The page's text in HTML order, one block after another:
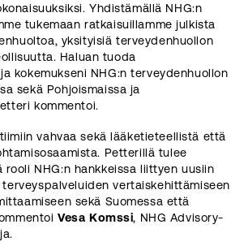
Yhdistämällä NHG:n
tukemaan ratkaisuillamme julkista
yksityisiä terveydenhuollon
Haluan tuoda
kokemukseni NHG:n terveydenhuollon
sekä Pohjoismaissa ja
kommentoi.
vahvaa sekä lääketieteellistä että
Petterillä tulee
rooli NHG:n hankkeissa liittyen uusiin
vertaiskehittämiseen
sekä Suomessa että
Vesa Komssi, NHG Advisory-